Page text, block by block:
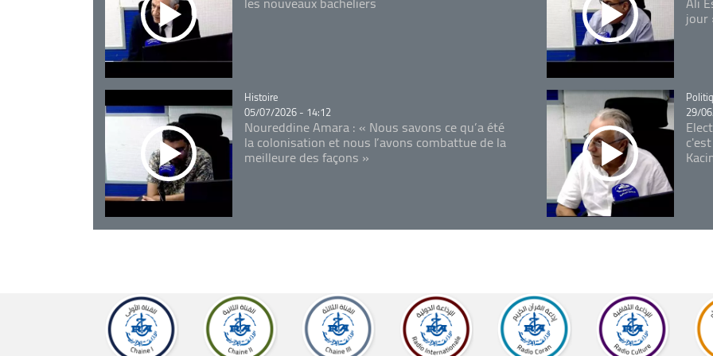
jour
Catégorie
Histoire
05/07/2026 - 14:12
Noureddine Amara : « Nous savons ce qu’a été
la colonisation et nous l’avons combattue de la
meilleure des façons »
29/